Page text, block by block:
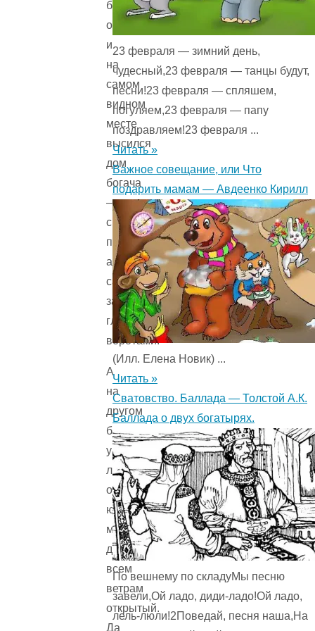
берегу
озера,
и
на
самом
видном
месте
высился
дом
богача
—
с
пристройками,
амбарами,
сараями,
за
глухими
воротами.
А
на
другом
берегу,
у
лесной
опушки,
ютился
маленький
домишко,
всем
ветрам
открытый.
Да
23 февраля — зимний день,
чудесный,23 февраля — танцы будут,
песни!23 февраля — спляшем,
погуляем,23 февраля — папу
поздравляем!23 февраля ...
Читать »
Важное совещание, или Что
подарить мамам — Авдеенко Кирилл
(Илл. Елена Новик) ...
Читать »
Сватовство. Баллада — Толстой А.К.
Баллада о двух богатырях.
По вешнему по складуМы песню
завели,Ой ладо, диди-ладо!Ой ладо,
лель-люли!2Поведай, песня наша,На